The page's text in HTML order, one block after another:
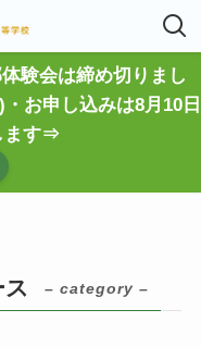
験会は締め切りまし
お申し込みは8月10日
ます⇒
– category –